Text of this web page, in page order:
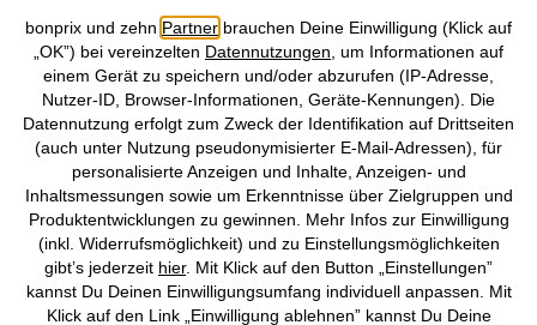
Preisangaben inkl. gesetzl. MwSt. und zzgl.Service- &
Versandkosten
AGB Datenschutz Cookie-Einstellungen Impressum
Vertrag widerrufen
©2026 bonprix.Alle Rechte vorbehalten.
bonprix und zehn Partner brauchen Deine Einwilligung (Klick auf
„OK”) bei vereinzelten Datennutzungen , um Informationen auf
einem Gerät zu speichern und/oder abzurufen (IP-Adresse,
Nutzer-ID, Browser-Informationen, Geräte-Kennungen). Die
Datennutzung erfolgt zum Zweck der Identifikation auf Drittseiten
(auch unter Nutzung pseudonymisierter E-Mail-Adressen), für
personalisierte Anzeigen und Inhalte, Anzeigen- und
Inhaltsmessungen sowie um Erkenntnisse über Zielgruppen und
Produktentwicklungen zu gewinnen. Mehr Infos zur Einwilligung
(inkl. Widerrufsmöglichkeit) und zu Einstellungsmöglichkeiten
gibt’s jederzeit hier. Mit Klick auf den Button „Einstellungen”
kannst Du Deinen Einwilligungsumfang individuell anpassen. Mit
Klick auf den Link „Einwilligung ablehnen” kannst Du Deine